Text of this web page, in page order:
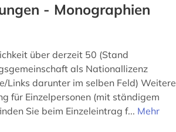
- Monographien
über derzeit 50 (Stand
als Nationallizenz
Links darunter im selben Feld) Weitere
für Einzelpersonen (mit ständigem
Sie beim Einzeleintrag f... Mehr